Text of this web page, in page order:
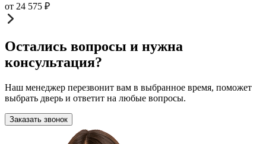
от 24 575 ₽
Остались вопросы и нужна
консультация?
Наш менеджер перезвонит вам в выбранное время, поможет
выбрать дверь и ответит на любые вопросы.
Заказать звонок